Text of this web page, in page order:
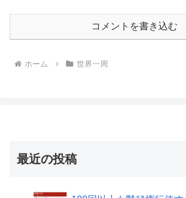
コメントを書き込む
ホーム 世界一周
最近の投稿